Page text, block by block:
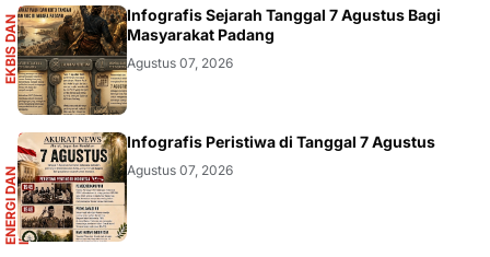
E
K
B
I
S
D
A
N
I
N
F
O
G
R
A
F
IS
Infografis Sejarah Tanggal 7 Agustus Bagi
Masyarakat Padang
Agustus 07, 2026
E
N
E
R
G
I
D
A
N
I
N
F
R
A
S
T
R
U
K
T
UR Infografis Peristiwa di Tanggal 7 Agustus
Agustus 07, 2026